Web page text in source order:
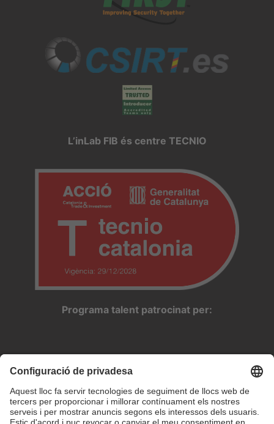
L’inLab FIB és centre TECNIO
Programa talent patrocinat per: